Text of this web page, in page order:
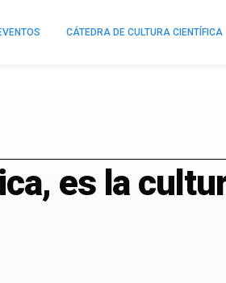
CÁTEDRA DE CULTURA CIENTÍFICA
es la